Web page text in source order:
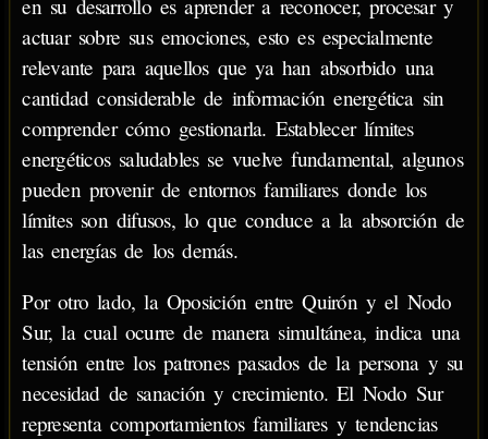
en su desarrollo es aprender a reconocer, procesar y
actuar sobre sus emociones, esto es especialmente
relevante para aquellos que ya han absorbido una
cantidad considerable de información energética sin
comprender cómo gestionarla. Establecer límites
energéticos saludables se vuelve fundamental, algunos
pueden provenir de entornos familiares donde los
límites son difusos, lo que conduce a la absorción de
las energías de los demás.
Por otro lado, la Oposición entre Quirón y el Nodo
Sur, la cual ocurre de manera simultánea, indica una
tensión entre los patrones pasados de la persona y su
necesidad de sanación y crecimiento. El Nodo Sur
representa comportamientos familiares y tendencias